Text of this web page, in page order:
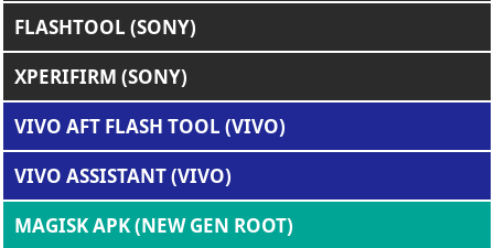
FLASHTOOL (SONY)
XPERIFIRM (SONY)
VIVO AFT FLASH TOOL (VIVO)
VIVO ASSISTANT (VIVO)
MAGISK APK (NEW GEN ROOT)